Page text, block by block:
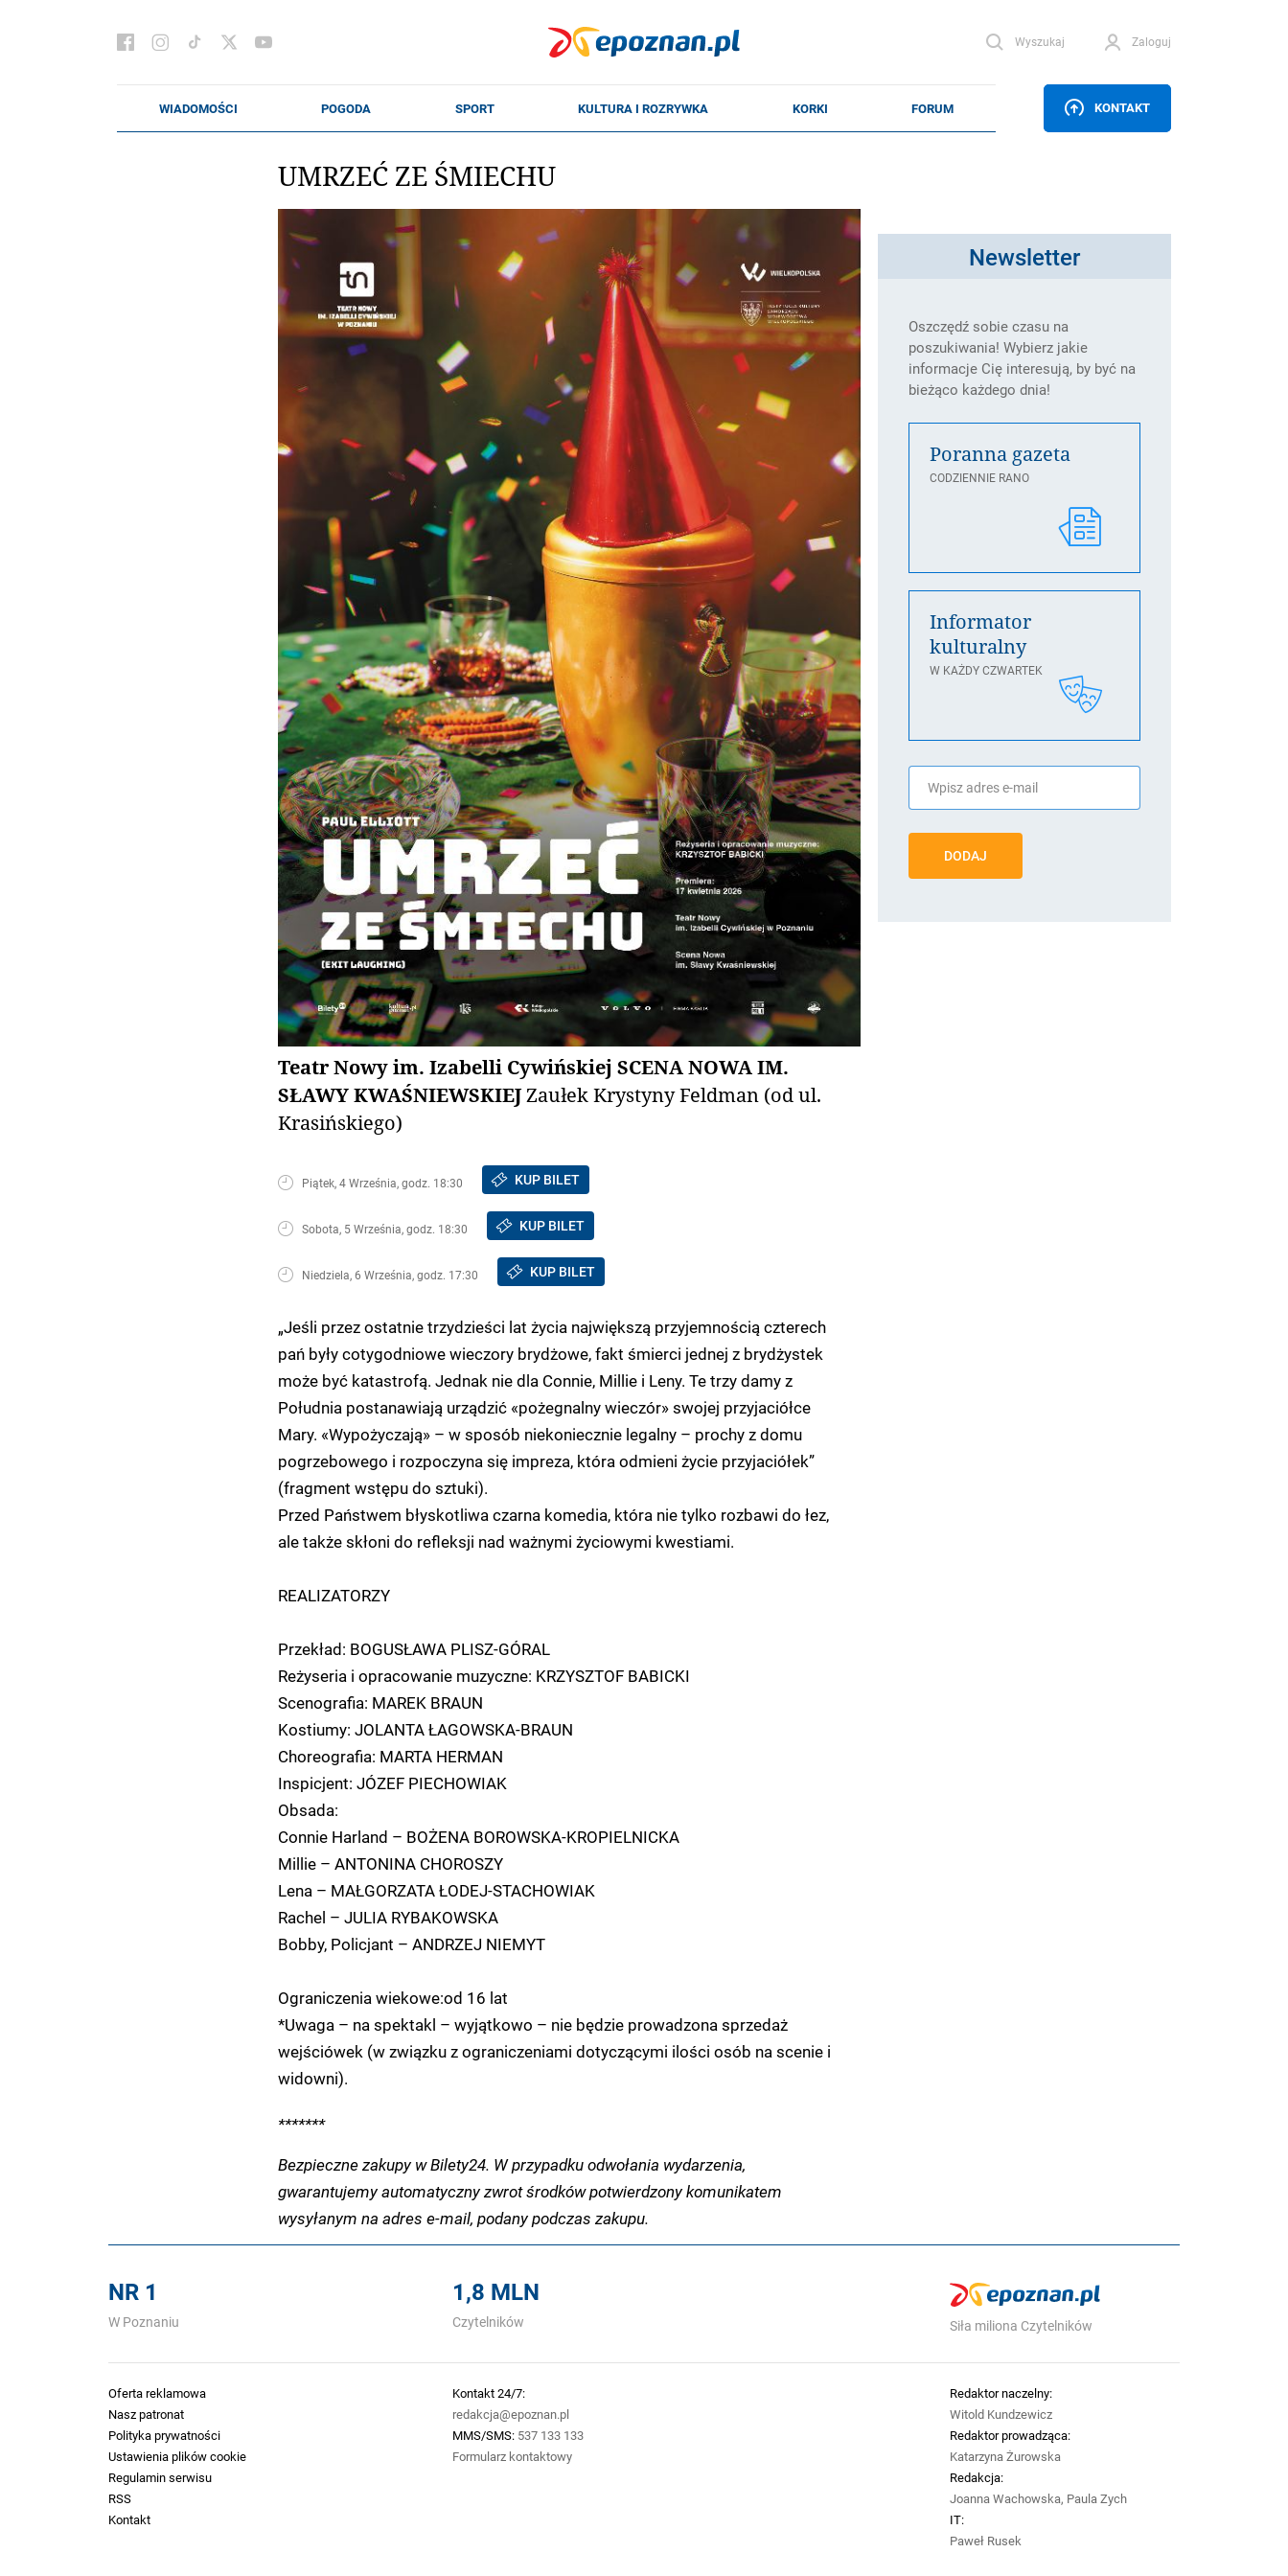
Wyszukaj Zaloguj
KONTAKT
UMRZEĆ ZE ŚMIECHU
Teatr Nowy im. Izabelli Cywińskiej SCENA NOWA IM.
SŁAWY KWAŚNIEWSKIEJZaułek Krystyny Feldman (od ul.
Krasińskiego)
Piątek, 4 Września, godz. 18:30 KUP BILET
Sobota, 5 Września, godz. 18:30 KUP BILET
Niedziela, 6 Września, godz. 17:30 KUP BILET
„Jeśli przez ostatnie trzydzieści lat życia największą przyjemnością czterech
pań były cotygodniowe wieczory brydżowe, fakt śmierci jednej z brydżystek
może być katastrofą. Jednak nie dla Connie, Millie i Leny. Te trzy damy z
Południa postanawiają urządzić «pożegnalny wieczór» swojej przyjaciółce
Mary. «Wypożyczają» – w sposób niekoniecznie legalny – prochy z domu
pogrzebowego i rozpoczyna się impreza, która odmieni życie przyjaciółek”
(fragment wstępu do sztuki).
Przed Państwem błyskotliwa czarna komedia, która nie tylko rozbawi do łez,
ale także skłoni do refleksji nad ważnymi życiowymi kwestiami.
REALIZATORZY
Przekład: BOGUSŁAWA PLISZ-GÓRAL
Reżyseria i opracowanie muzyczne: KRZYSZTOF BABICKI
Scenografia: MAREK BRAUN
Kostiumy: JOLANTA ŁAGOWSKA-BRAUN
Choreografia: MARTA HERMAN
Inspicjent: JÓZEF PIECHOWIAK
Obsada:
Connie Harland – BOŻENA BOROWSKA-KROPIELNICKA
Millie – ANTONINA CHOROSZY
Lena – MAŁGORZATA ŁODEJ-STACHOWIAK
Rachel – JULIA RYBAKOWSKA
Bobby, Policjant – ANDRZEJ NIEMYT
Ograniczenia wiekowe:od 16 lat
*Uwaga – na spektakl – wyjątkowo – nie będzie prowadzona sprzedaż
wejściówek (w związku z ograniczeniami dotyczącymi ilości osób na scenie i
widowni).
*******
Bezpieczne zakupy w Bilety24. W przypadku odwołania wydarzenia,
gwarantujemy automatyczny zwrot środków potwierdzony komunikatem
wysyłanym na adres e-mail, podany podczas zakupu.
Newsletter
Oszczędź sobie czasu na
poszukiwania! Wybierz jakie
informacje Cię interesują, by być na
bieżąco każdego dnia!
Poranna gazeta
CODZIENNIE RANO
Informator
kulturalny
W KAŻDY CZWARTEK
DODAJ
NR 1
W Poznaniu
1,8 MLN
Czytelników Siła miliona Czytelników
Oferta reklamowa
Nasz patronat
Polityka prywatności
Ustawienia plików cookie
Regulamin serwisu
RSS
Kontakt
Kontakt 24/7:
redakcja@epoznan.pl
MMS/SMS: 537 133 133
Formularz kontaktowy
Redaktor naczelny:
Witold Kundzewicz
Redaktor prowadząca:
Katarzyna Żurowska
Redakcja:
Joanna Wachowska, Paula Zych
IT:
Paweł Rusek